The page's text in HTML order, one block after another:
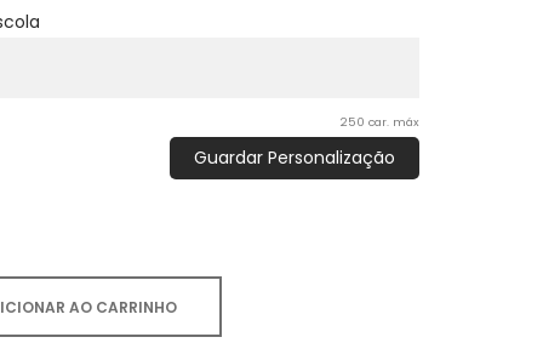
250 car. máx
Guardar Personalização
AO CARRINHO